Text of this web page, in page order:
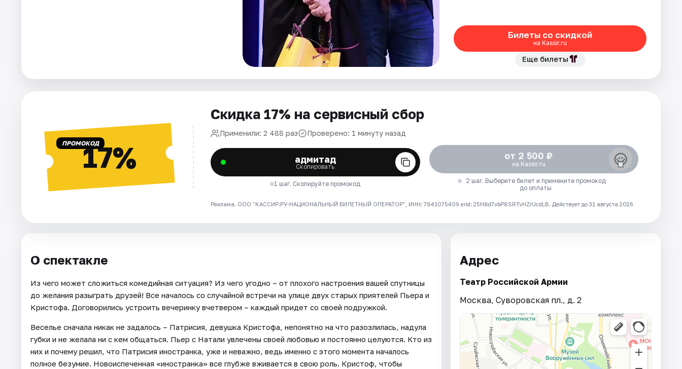
Билеты со скидкой
на Kassir.ru
Еще билеты
ПРОМОКОД17%
Скидка 17% на сервисный сбор
Применили: 2 488 раз Проверено: 1 минуту назад
адмитад
Скопировать
1 шаг. Скопируйте промокод
от 2 500 ₽
на Kassir.ru
2 шаг. Выберите билет и примените промокод
до оплаты
Реклама. ООО "КАССИР.РУ-НАЦИОНАЛЬНЫЙ БИЛЕТНЫЙ ОПЕРАТОР", ИНН: 7841075409 erid: 25H8d7vbP8SRTvHZrUcdLB. Действует до 31 августа 2026
О спектакле
Из чего может сложиться комедийная ситуация? Из чего угодно – от плохого настроения вашей спутницы
до желания разыграть друзей! Все началось со случайной встречи на улице двух старых приятелей Пьера и
Кристофа. Договорились устроить вечеринку вчетвером – каждый придет со своей подружкой.
Веселье сначала никак не задалось – Патрисия, девушка Кристофа, непонятно на что разозлилась, надула
губки и не желала ни с кем общаться. Пьер с Натали увлечены своей любовью и постоянно целуются. Кто из
них и почему решил, что Патрисия иностранка, уже и неважно, ведь именно с этого момента началось
полное безумие. Новоиспеченная «иностранка» все глубже вживается в свою роль. Кристоф, чтобы
Адрес
Театр Российской Армии
Москва, Суворовская пл., д. 2